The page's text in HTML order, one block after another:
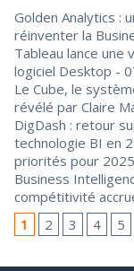
Golden Analytics :
réinventer la
Tableau lance
logiciel Desktop -
Le Cube, le
révélé par Claire
DigDash : retour
technologie BI en
priorités pour 2025
Business
compétitivité
1
2 3 4 5